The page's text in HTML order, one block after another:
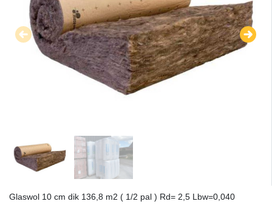
Glaswol 10 cm dik 136,8 m2 ( 1/2 pal ) Rd= 2,5 Lbw=0,040